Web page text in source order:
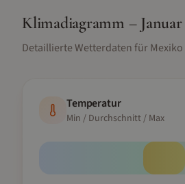
Klimadiagramm – Januar
Detaillierte Wetterdaten fürMexiko
Temperatur
Min / Durchschnitt / Max